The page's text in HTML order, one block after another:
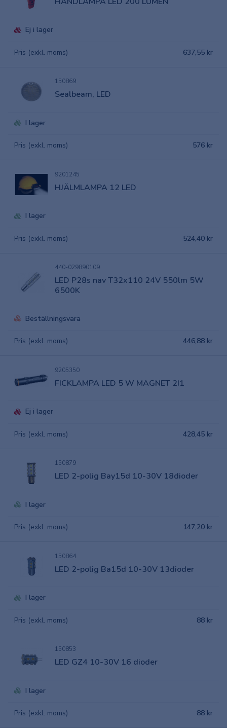
Ej i lager
Pris (exkl. moms) 637,55 kr
150869
Sealbeam, LED
I lager
Pris (exkl. moms) 576 kr
9201245
HJÄLMLAMPA 12 LED
I lager
Pris (exkl. moms) 524,40 kr
440-029890109
LED P28s nav T32x110 24V 550lm 5W
6500K
Beställningsvara
Pris (exkl. moms) 446,88 kr
9205350
FICKLAMPA LED 5 W MAGNET 2I1
Ej i lager
Pris (exkl. moms) 428,45 kr
150879
LED 2-polig Bay15d 10-30V 18dioder
I lager
Pris (exkl. moms) 147,20 kr
150864
LED 2-polig Ba15d 10-30V 13dioder
I lager
Pris (exkl. moms) 88 kr
150853
LED GZ4 10-30V 16 dioder
I lager
Pris (exkl. moms) 88 kr